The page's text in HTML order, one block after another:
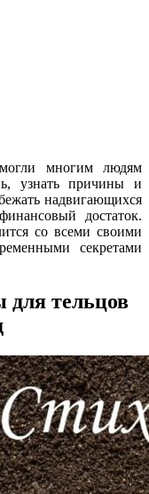
многим людям
узнать причины и
надвигающихся
достаток.
со всеми своими
секретами
тельцов